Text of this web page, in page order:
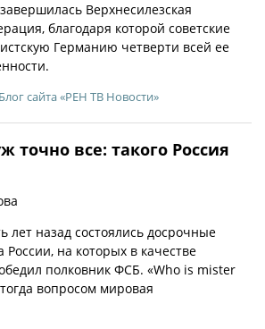
Верхнесилезская
благодаря которой советские
Германию четверти всей ее
Блог сайта «РЕН ТВ Новости»
точно все: такого Россия
лет назад состоялись досрочные
на которых в качестве
полковник ФСБ. «Who is mister
вопросом мировая